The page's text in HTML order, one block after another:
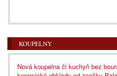
KOUPELNY
Nová koupelna či kuchyň bez